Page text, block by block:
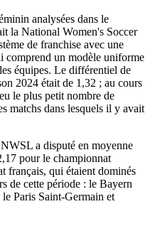
analysées dans le
la National Women's Soccer
de franchise avec une
comprend un modèle uniforme
équipes. Le différentiel de
2024 était de 1,32 ; au cours
le plus petit nombre de
matchs dans lesquels il y avait
a disputé en moyenne
pour le championnat
français, qui étaient dominés
de cette période : le Bayern
Paris Saint-Germain et